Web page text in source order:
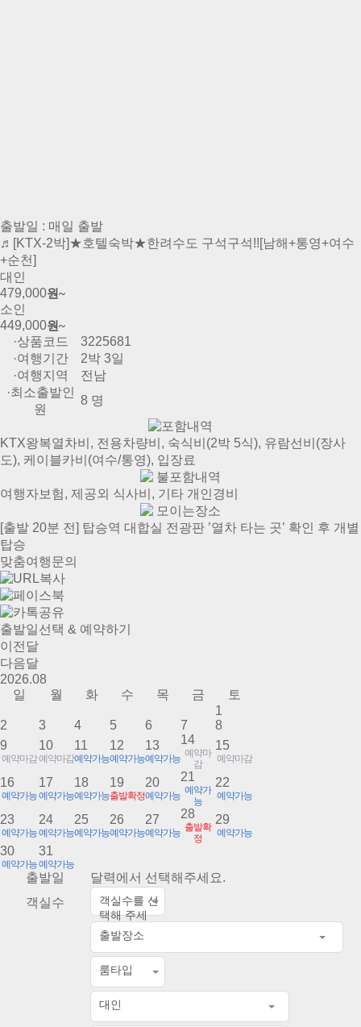
출발일 : 매일 출발
♬[KTX-2박]★호텔숙박★한려수도 구석구석!![남해+통영+여수
+순천]
대인
479,000원~
소인
449,000원~
·상품코드
3225681
·여행기간
2박 3일
·여행지역
전남
·최소출발인
원
8 명
포함내역
KTX왕복열차비, 전용차량비, 숙식비(2박 5식), 유람선비(장사
도), 케이블카비(여수/통영), 입장료
불포함내역
여행자보험, 제공외 식사비, 기타 개인경비
모이는장소
[출발 20분 전] 탑승역 대합실 전광판 ’열차 타는 곳’ 확인 후 개별
탑승
맞춤여행문의
출발일선택 & 예약하기
이전달
다음달
2026.08
일
월 화 수 목 금
토
1
2
3 4 5 6 7
8
9
예약마감
10
예약마감
11
예약가능
12
예약가능
13
예약가능
14
예약마
감
15
예약마감
16
예약가능
17
예약가능
18
예약가능
19
출발확정
20
예약가능
21
예약가
능
22
예약가능
23
예약가능
24
예약가능
25
예약가능
26
예약가능
27
예약가능
28
출발확
정
29
예약가능
30
예약가능
31
예약가능
출발일
달력에서 선택해주세요.
객실수
객실수를 선
택해 주세
요.
출발장소
룸타입
대인